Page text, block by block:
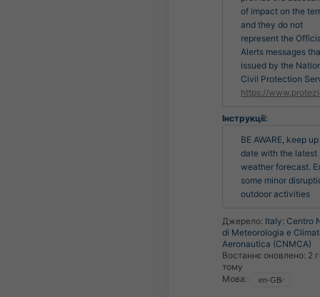
of impact on the
and they do not
represent the
Alerts messages
issued by the
Civil Protection
https://
Інструкції:
BE AWARE, keep
date with the latest
weather forecast.
some minor
outdoor activities
Джерело: Italy: Centro
di Meteorologia e
Aeronautica (CNMCA)
Востаннє оновлено: 2
тому
Мова: